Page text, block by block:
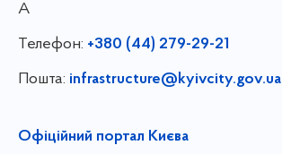
А
Телефон: +380 (44) 279-29-21
Пошта: infrastructure@kyivcity.gov.ua
Офіційний портал Києва